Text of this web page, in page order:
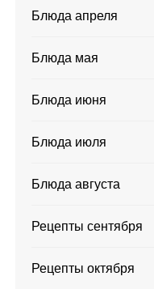
Блюда апреля
Блюда мая
Блюда июня
Блюда июля
Блюда августа
Рецепты сентября
Рецепты октября